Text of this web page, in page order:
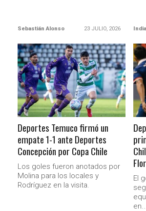
Sebastián Alonso 23 JULIO, 2026
LEER MÁS
Deportes Temuco firmó un
empate 1-1 ante Deportes
Concepción por Copa Chile
Los goles fueron anotados por
Molina para los locales y
Rodríguez en la visita.
El